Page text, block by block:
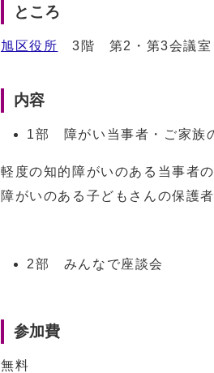
ところ
旭区役所 3階 第2・第3会議室
内容
1部 障がい当事者・ご家族
軽度の知的障がいのある当事者
障がいのある子どもさんの保護
2部 みんなで座談会
参加費
無料